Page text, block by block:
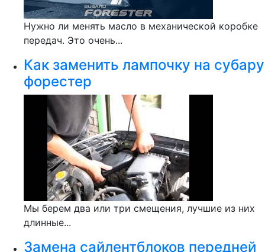
Нужно ли менять масло в механической коробке
передач. Это очень...
Как заменить лампочку на субару
форестер
Мы берем два или три смещения, лучшие из них
длинные...
Замена сайлентблоков передней